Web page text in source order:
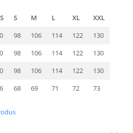
S M L XL
XXL
98 106 114 122
130
98 106 114 122
130
98 106 114 122
130
68 69 71 72 73